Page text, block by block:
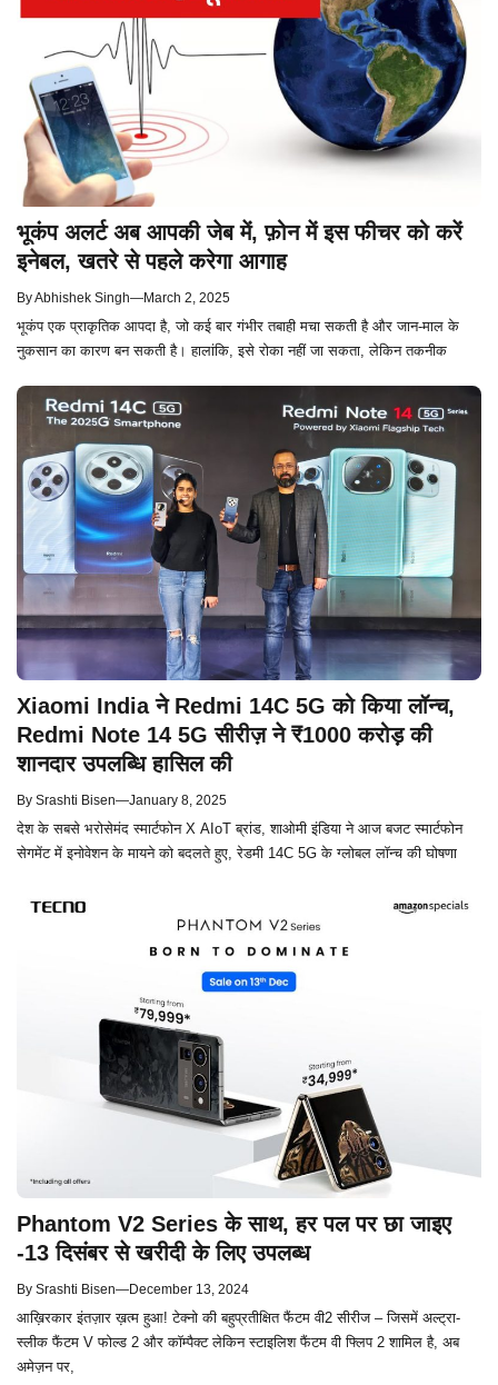
भूकंप अलर्ट अब आपकी जेब में, फ़ोन में इस फीचर को करें
इनेबल, खतरे से पहले करेगा आगाह
ByAbhishek Singh—March 2, 2025
भूकंप एक प्राकृतिक आपदा है, जो कई बार गंभीर तबाही मचा सकती है और जान-माल के
नुकसान का कारण बन सकती है। हालांकि, इसे रोका नहीं जा सकता, लेकिन तकनीक
Xiaomi India ने Redmi 14C 5G को किया लॉन्च,
Redmi Note 14 5G सीरीज़ ने ₹1000 करोड़ की
शानदार उपलब्धि हासिल की
By Srashti Bisen—January 8, 2025
देश के सबसे भरोसेमंद स्मार्टफोन X AIoT ब्रांड, शाओमी इंडिया ने आज बजट स्मार्टफोन
सेगमेंट में इनोवेशन के मायने को बदलते हुए, रेडमी 14C 5G के ग्लोबल लॉन्च की घोषणा
Phantom V2 Series के साथ, हर पल पर छा जाइए
-13 दिसंबर से खरीदी के लिए उपलब्ध
By Srashti Bisen—December 13, 2024
आख़िरकार इंतज़ार ख़त्म हुआ! टेक्नो की बहुप्रतीक्षित फैंटम वी2 सीरीज – जिसमें अल्ट्रा-
स्लीक फैंटम V फोल्ड 2 और कॉम्पैक्ट लेकिन स्टाइलिश फैंटम वी फ्लिप 2 शामिल है, अब
अमेज़न पर,